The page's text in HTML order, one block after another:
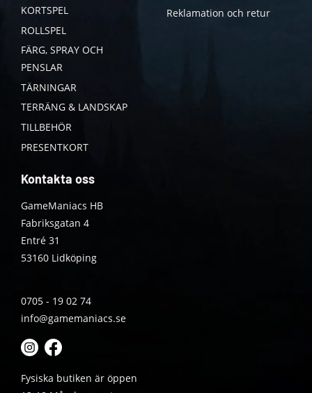
KORTSPEL
ROLLSPEL
FÄRG, SPRAY OCH
PENSLAR
TÄRNINGAR
TERRÄNG & LANDSKAP
TILLBEHÖR
PRESENTKORT
Reklamation och retur
Kontakta oss
GameManiacs HB
Fabriksgatan 4
Entré 31
53160 Lidköping
0705 - 19 02 74
info@gamemaniacs.se
Fysiska butiken är öppen